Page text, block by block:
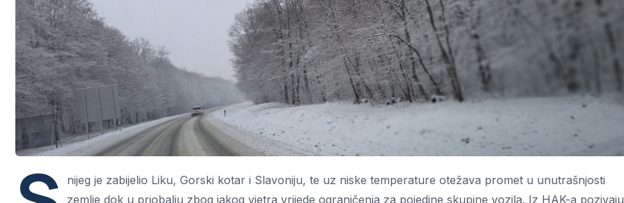
nijeg je zabijelio Liku, Gorski kotar i Slavoniju, te uz niske temperature otežava promet u unutrašnjosti
zemlje dok u priobalju zbog jakog vjetra vrijede ograničenja za pojedine skupine vozila. Iz HAK-a pozivaju